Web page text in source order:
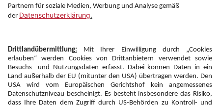
Newsletter:
Anmelden